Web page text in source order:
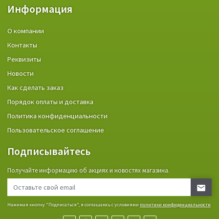
Информация
О компании
Контакты
Реквизиты
Новости
Как сделать заказ
Порядок оплаты и доставка
Политика конфиденциальности
Пользовательское соглашение
Подписывайтесь
Получайте информацию об акциях и новостях магазина.
Нажимая кнопку "Подписаться", я соглашаюсь с условиями политики конфиденциальности